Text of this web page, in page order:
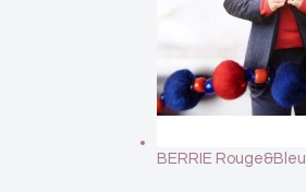
BERRIE Rouge&Bleu